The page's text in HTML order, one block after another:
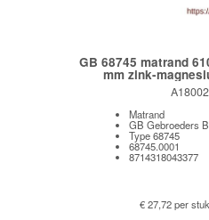
GB 68745 matrand
mm zink-
Matrand
GB Gebroeders
Type 68745
68745.0001
8714318043377
€ 27,72 per stuk